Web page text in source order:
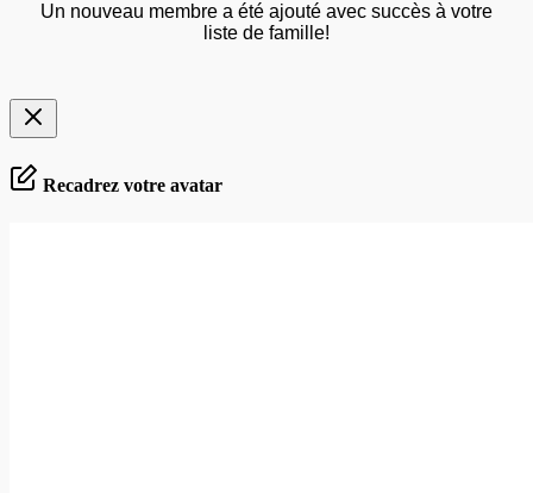
Un nouveau membre a été ajouté avec succès à votre
liste de famille!
Recadrez votre avatar